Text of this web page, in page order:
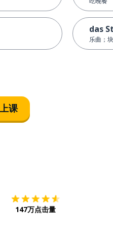
das
乐曲；
课
147万点击量